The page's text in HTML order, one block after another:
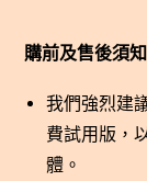
購前及售後須知
我們強烈建
費試用版，
體。